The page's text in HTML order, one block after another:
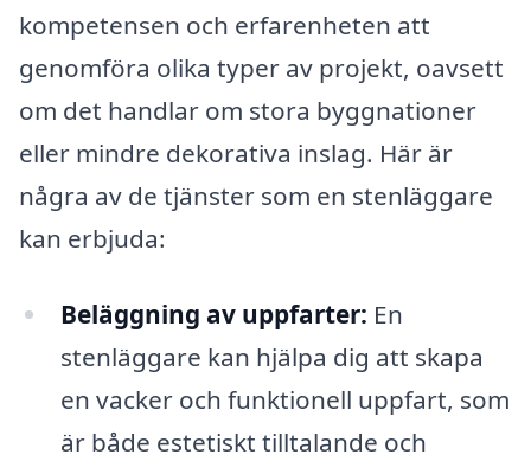
kompetensen och erfarenheten att
genomföra olika typer av projekt, oavsett
om det handlar om stora byggnationer
eller mindre dekorativa inslag. Här är
några av de tjänster som en stenläggare
kan erbjuda:
Beläggning av uppfarter: En
stenläggare kan hjälpa dig att skapa
en vacker och funktionell uppfart, som
är både estetiskt tilltalande och